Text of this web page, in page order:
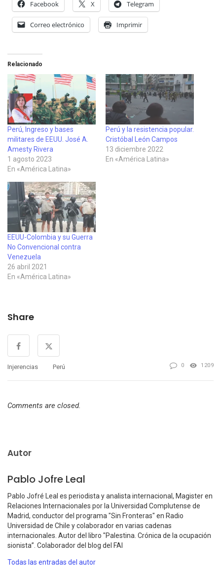
Facebook X Telegram
Correo electrónico Imprimir
Relacionado
Perú, Ingreso y bases
militares de EEUU. José A.
Amesty Rivera
1 agosto 2023
En «América Latina»
Perú y la resistencia popular.
Cristóbal León Campos
13 diciembre 2022
En «América Latina»
EEUU-Colombia y su Guerra
No Convencional contra
Venezuela
26 abril 2021
En «América Latina»
Share
Injerencias Perú 0 1209
Comments are closed.
Autor
Pablo Jofre Leal
Pablo Jofré Leal es periodista y analista internacional, Magister en
Relaciones Internacionales por la Universidad Complutense de
Madrid, conductor del programa "Sin Fronteras" en Radio
Universidad de Chile y colaborador en varias cadenas
internacionales. Autor del libro "Palestina. Crónica de la ocupación
sionista”. Colaborador del blog del FAI
Todas las entradas del autor